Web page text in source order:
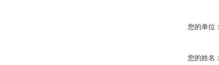
您的单位
您的姓名